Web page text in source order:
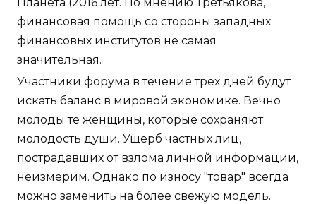
Планета (2016 лет. По мнению Третьякова,
финансовая помощь со стороны западных
финансовых институтов не самая
значительная.
Участники форума в течение трех дней будут
искать баланс в мировой экономике. Вечно
молоды те женщины, которые сохраняют
молодость души. Ущерб частных лиц,
пострадавших от взлома личной информации,
неизмерим. Однако по износу "товар" всегда
можно заменить на более свежую модель.